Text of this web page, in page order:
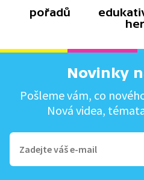
pořadů
her
Novinky
Pošleme vám, co
Nová videa,